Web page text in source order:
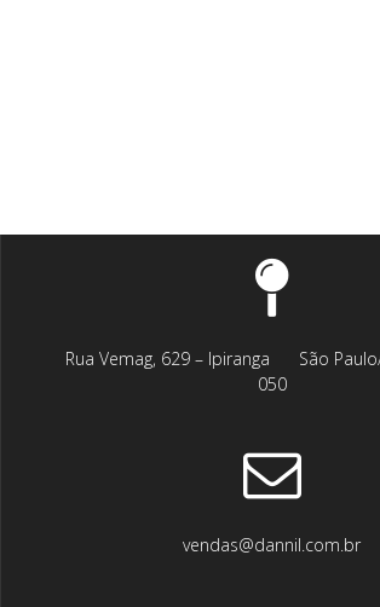
⠀⠀⠀Rua Vemag, 629 – Ipiranga⠀⠀ São
050
vendas@dannil.com.br